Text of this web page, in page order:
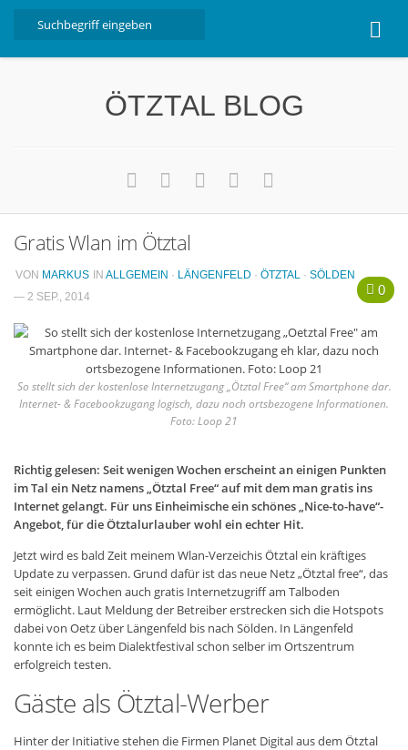
Nützliche Informationen
Free W-LAN Verzeichnis Ötztal
Kostenloser Bustransfer ins Gletscherskigebiet von
Sölden
Impressum
Kontakt
Datenschutzerklärung
ÖTZTAL BLOG
Gratis Wlan im Ötztal
0
VON MARKUS IN ALLGEMEIN · LÄNGENFELD · ÖTZTAL · SÖLDEN
— 2 SEP., 2014
So stellt sich der kostenlose Internetzugang „Ötztal Free“ am Smartphone dar.
Internet- & Facebookzugang logisch, dazu noch ortsbezogene Informationen.
Foto: Loop 21
Richtig gelesen: Seit wenigen Wochen erscheint an einigen Punkten
im Tal ein Netz namens „Ötztal Free“ auf mit dem man gratis ins
Internet gelangt. Für uns Einheimische ein schönes „Nice-to-have“-
Angebot, für die Ötztalurlauber wohl ein echter Hit.
Jetzt wird es bald Zeit meinem Wlan-Verzeichis Ötztal ein kräftiges
Update zu verpassen. Grund dafür ist das neue Netz „Ötztal free“, das
seit einigen Wochen auch gratis Internetzugriff am Talboden
ermöglicht. Laut Meldung der Betreiber erstrecken sich die Hotspots
dabei von Oetz über Längenfeld bis nach Sölden. In Längenfeld
konnte ich es beim Dialektfestival schon selber im Ortszentrum
erfolgreich testen.
Gäste als Ötztal-Werber
Hinter der Initiative stehen die Firmen Planet Digital aus dem Ötztal